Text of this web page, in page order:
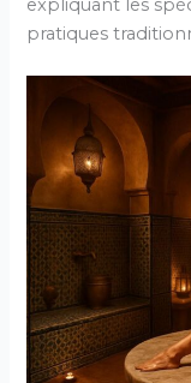
expliquant les
pratiques